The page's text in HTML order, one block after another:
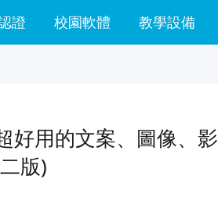
證 校園軟體 教學設備
好用的文案、圖像、影
版)